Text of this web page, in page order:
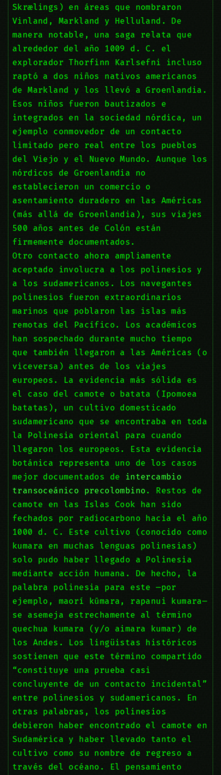
Skrælings) en áreas que nombraron
Vinland, Markland y Helluland. De
manera notable, una saga relata que
alrededor del año 1009 d. C. el
explorador Thorfinn Karlsefni incluso
raptó a dos niños nativos americanos
de Markland y los llevó a Groenlandia.
Esos niños fueron bautizados e
integrados en la sociedad nórdica, un
ejemplo conmovedor de un contacto
limitado pero real entre los pueblos
del Viejo y el Nuevo Mundo. Aunque los
nórdicos de Groenlandia no
establecieron un comercio o
asentamiento duradero en las Américas
(más allá de Groenlandia), sus viajes
500 años antes de Colón están
firmemente documentados.
Otro contacto ahora ampliamente
aceptado involucra a los polinesios y
a los sudamericanos. Los navegantes
polinesios fueron extraordinarios
marinos que poblaron las islas más
remotas del Pacífico. Los académicos
han sospechado durante mucho tiempo
que también llegaron a las Américas (o
viceversa) antes de los viajes
europeos. La evidencia más sólida es
el caso del camote o batata (Ipomoea
batatas), un cultivo domesticado
sudamericano que se encontraba en toda
la Polinesia oriental para cuando
llegaron los europeos. Esta evidencia
botánica representa uno de los casos
mejor documentados de
intercambio
transoceánico precolombino . Restos de
camote en las Islas Cook han sido
fechados por radiocarbono hacia el año
1000 d. C. Este cultivo (conocido como
kumara en muchas lenguas polinesias)
solo pudo haber llegado a Polinesia
mediante acción humana. De hecho, la
palabra polinesia para este —por
ejemplo, maorí kūmara, rapanui kumara—
se asemeja estrechamente al término
quechua kumara (y/o aimara kumar) de
los Andes. Los lingüistas históricos
sostienen que este término compartido
“constituye una prueba casi
concluyente de un contacto incidental”
entre polinesios y sudamericanos. En
otras palabras, los polinesios
debieron haber encontrado el camote en
Sudamérica y haber llevado tanto el
cultivo como su nombre de regreso a
través del océano. El pensamiento